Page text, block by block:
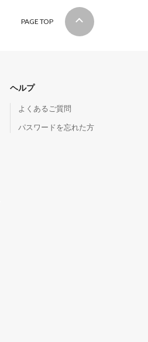
PAGE TOP
ヘルプ
よくあるご質問
パスワードを忘れた方